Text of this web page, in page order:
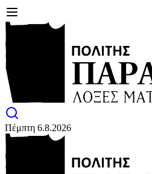
Πέμπτη 6.8.2026